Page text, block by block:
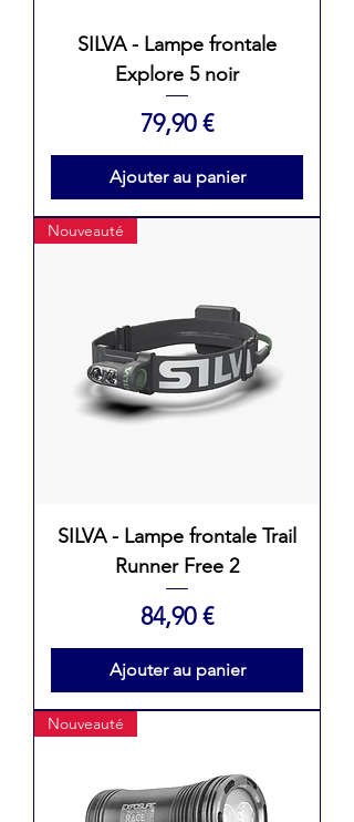
SILVA - Lampe frontale
Explore 5 noir
Prix
79,90 €
Ajouter au panier
Nouveauté
SILVA - Lampe frontale Trail
Runner Free 2
Prix
84,90 €
Ajouter au panier
Nouveauté